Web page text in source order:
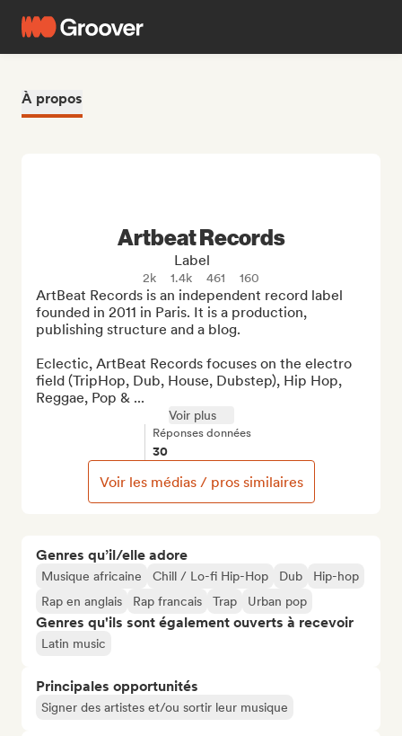
À propos
Genres qu’il/elle adore
Musique africaine Chill / Lo-fi Hip-Hop Dub
Hip-hop
Rap en anglais
Rap francais Trap Urban pop
Genres qu'ils sont également ouverts à recevoir
Latin music
Principales opportunités
Signer des artistes et/ou sortir leur musique
Artbeat Records
Label
2k 1.4k 461 160
ArtBeat Records is an independent record label
founded in 2011 in Paris. It is a production,
publishing structure and a blog.
Eclectic, ArtBeat Records focuses on the electro
field (TripHop, Dub, House, Dubstep), Hip Hop,
Reggae, Pop & ...
Voir plus
Réponses données
30
Voir les médias / pros similaires